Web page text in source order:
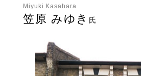
Miyuki Kasahara
笠原 みゆき 氏